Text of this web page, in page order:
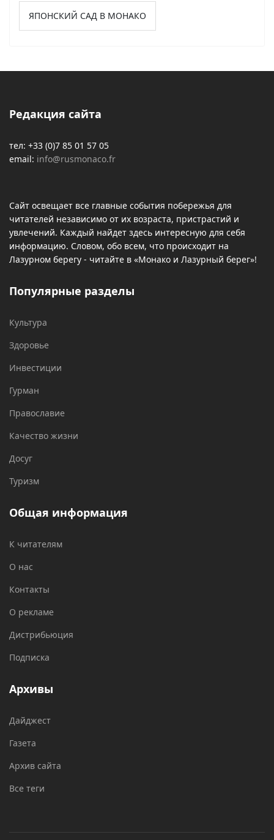
ЯПОНСКИЙ САД В МОНАКО
Редакция сайта
тел: +33 (0)7 85 01 57 05
email: info@rusmonaco.fr
Сайт освещает все главные события побережья для
читателей независимо от их возраста, пристрастий и
увлечений. Каждый найдет здесь интересную для себя
информацию. Словом, обо всем, что происходит на
Лазурном берегу - читайте в «Монако и Лазурный берег»!
Популярные разделы
Культура
Здоровье
Инвестиции
Гурман
Православие
Качество жизни
Досуг
Туризм
Общая информация
К читателям
О нас
Контакты
О рекламе
Дистрибьюция
Подписка
Архивы
Дайджест
Газета
Архив сайта
Все теги